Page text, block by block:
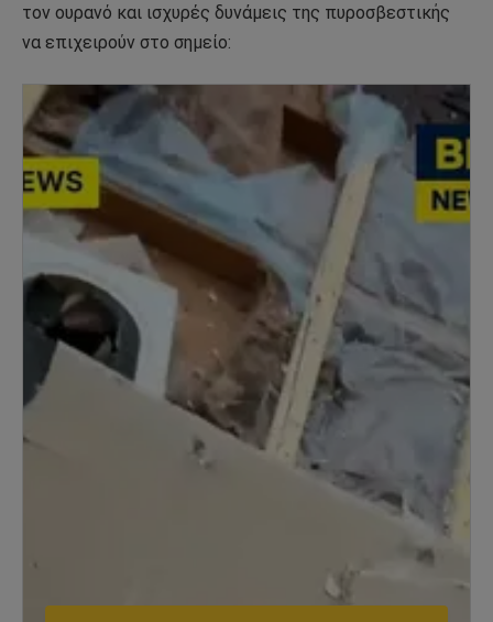
τον ουρανό και ισχυρές δυνάμεις της πυροσβεστικής
να επιχειρούν στο σημείο: